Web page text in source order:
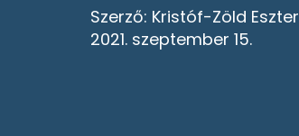
Szerző: Kristóf-Zöld Eszter
2021. szeptember 15.